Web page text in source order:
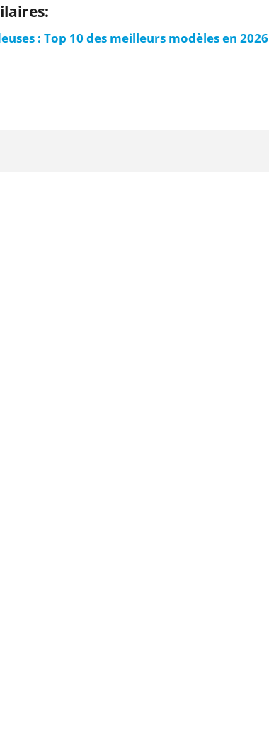
: Top 10 des meilleurs modèles en 2026